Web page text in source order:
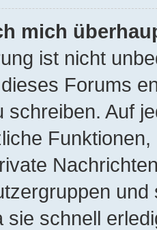
mich
ist nicht
Forums
schreiben. Auf
sie schnell